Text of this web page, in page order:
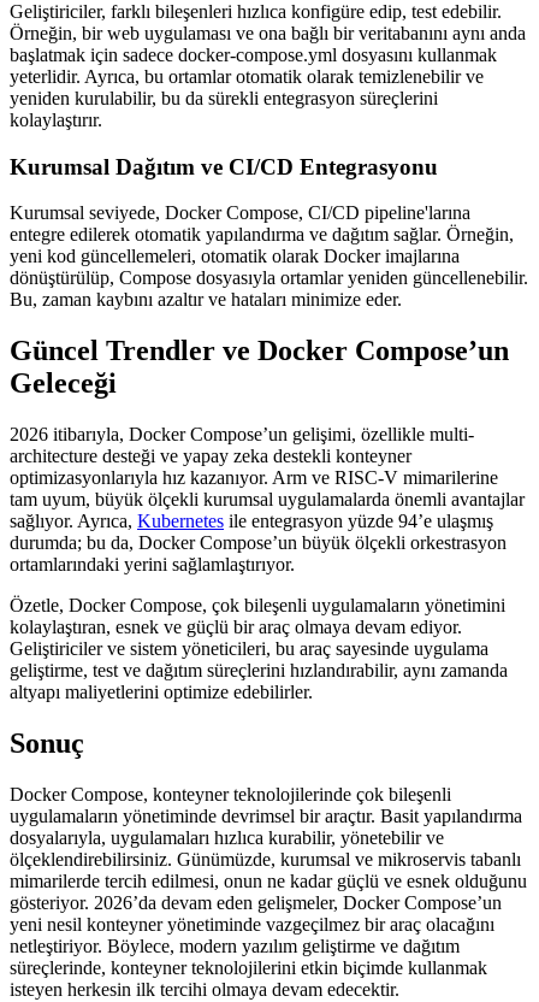
Geliştiriciler, farklı bileşenleri hızlıca konfigüre edip, test edebilir.
Örneğin, bir web uygulaması ve ona bağlı bir veritabanını aynı anda
başlatmak için sadece docker-compose.yml dosyasını kullanmak
yeterlidir. Ayrıca, bu ortamlar otomatik olarak temizlenebilir ve
yeniden kurulabilir, bu da sürekli entegrasyon süreçlerini
kolaylaştırır.
Kurumsal Dağıtım ve CI/CD Entegrasyonu
Kurumsal seviyede, Docker Compose, CI/CD pipeline'larına
entegre edilerek otomatik yapılandırma ve dağıtım sağlar. Örneğin,
yeni kod güncellemeleri, otomatik olarak Docker imajlarına
dönüştürülüp, Compose dosyasıyla ortamlar yeniden güncellenebilir.
Bu, zaman kaybını azaltır ve hataları minimize eder.
Güncel Trendler ve Docker Compose’un
Geleceği
2026 itibarıyla, Docker Compose’un gelişimi, özellikle multi-
architecture desteği ve yapay zeka destekli konteyner
optimizasyonlarıyla hız kazanıyor. Arm ve RISC-V mimarilerine
tam uyum, büyük ölçekli kurumsal uygulamalarda önemli avantajlar
sağlıyor. Ayrıca, Kubernetes ile entegrasyon yüzde 94’e ulaşmış
durumda; bu da, Docker Compose’un büyük ölçekli orkestrasyon
ortamlarındaki yerini sağlamlaştırıyor.
Özetle, Docker Compose, çok bileşenli uygulamaların yönetimini
kolaylaştıran, esnek ve güçlü bir araç olmaya devam ediyor.
Geliştiriciler ve sistem yöneticileri, bu araç sayesinde uygulama
geliştirme, test ve dağıtım süreçlerini hızlandırabilir, aynı zamanda
altyapı maliyetlerini optimize edebilirler.
Sonuç
Docker Compose, konteyner teknolojilerinde çok bileşenli
uygulamaların yönetiminde devrimsel bir araçtır. Basit yapılandırma
dosyalarıyla, uygulamaları hızlıca kurabilir, yönetebilir ve
ölçeklendirebilirsiniz. Günümüzde, kurumsal ve mikroservis tabanlı
mimarilerde tercih edilmesi, onun ne kadar güçlü ve esnek olduğunu
gösteriyor. 2026’da devam eden gelişmeler, Docker Compose’un
yeni nesil konteyner yönetiminde vazgeçilmez bir araç olacağını
netleştiriyor. Böylece, modern yazılım geliştirme ve dağıtım
süreçlerinde, konteyner teknolojilerini etkin biçimde kullanmak
isteyen herkesin ilk tercihi olmaya devam edecektir.